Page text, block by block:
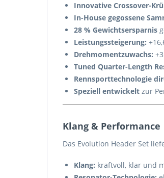
Innovative Crossover-
In-House gegossene
28 % Gewichtsersparnis
Leistungssteigerung:
Drehmomentzuwachs:
Tuned Quarter-Length
Rennsporttechnologie
Speziell entwickelt zur
Klang & Performance
Das Evolution Header Set
Klang: kraftvoll, klar und